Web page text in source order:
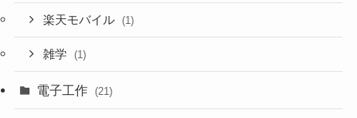
楽天モバイル (1)
雑学 (1)
電子工作 (21)